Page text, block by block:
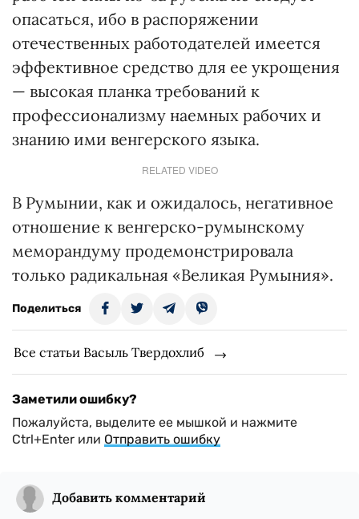
опасаться, ибо в распоряжении
отечественных работодателей имеется
эффективное средство для ее укрощения
— высокая планка требований к
профессионализму наемных рабочих и
знанию ими венгерского языка.
RELATED VIDEO
В Румынии, как и ожидалось, негативное
отношение к венгерско-румынскому
меморандуму продемонстрировала
только радикальная «Великая Румыния».
Поделиться
Все статьи Васыль Твердохлиб
Заметили ошибку?
Пожалуйста, выделите ее мышкой и нажмите
Ctrl+Enter или Отправить ошибку
Добавить комментарий